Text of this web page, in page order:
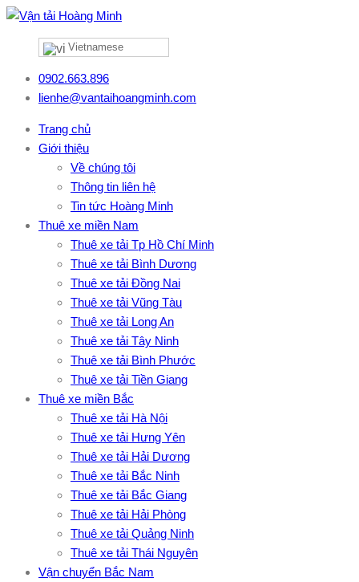
Vietnamese
0902.663.896
lienhe@vantaihoangminh.com
Trang chủ
Giới thiệu
Về chúng tôi
Thông tin liên hệ
Tin tức Hoàng Minh
Thuê xe miền Nam
Thuê xe tải Tp Hồ Chí Minh
Thuê xe tải Bình Dương
Thuê xe tải Đồng Nai
Thuê xe tải Vũng Tàu
Thuê xe tải Long An
Thuê xe tải Tây Ninh
Thuê xe tải Bình Phước
Thuê xe tải Tiền Giang
Thuê xe miền Bắc
Thuê xe tải Hà Nội
Thuê xe tải Hưng Yên
Thuê xe tải Hải Dương
Thuê xe tải Bắc Ninh
Thuê xe tải Bắc Giang
Thuê xe tải Hải Phòng
Thuê xe tải Quảng Ninh
Thuê xe tải Thái Nguyên
Vận chuyển Bắc Nam